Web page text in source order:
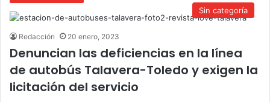
Sin categoría
Redacción 20 enero, 2023
Denuncian las deficiencias en la línea
de autobús Talavera-Toledo y exigen la
licitación del servicio